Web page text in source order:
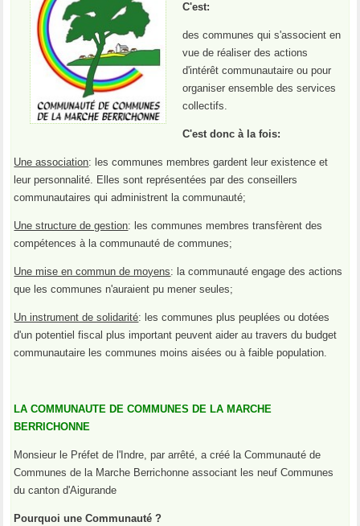
C'est:
des communes qui s'associent en
vue de réaliser des actions
d'intérêt communautaire ou pour
organiser ensemble des services
collectifs.
C'est donc à la fois:
Une association: les communes membres gardent leur existence et
leur personnalité. Elles sont représentées par des conseillers
communautaires qui administrent la communauté;
Une structure de gestion: les communes membres transfèrent des
compétences à la communauté de communes;
Une mise en commun de moyens: la communauté engage des actions
que les communes n'auraient pu mener seules;
Un instrument de solidarité: les communes plus peuplées ou dotées
d'un potentiel fiscal plus important peuvent aider au travers du budget
communautaire les communes moins aisées ou à faible population.
LA COMMUNAUTE DE COMMUNES DE LA MARCHE
BERRICHONNE
Monsieur le Préfet de l'Indre, par arrêté, a créé la Communauté de
Communes de la Marche Berrichonne associant les neuf Communes
du canton d'Aigurande
Pourquoi une Communauté ?